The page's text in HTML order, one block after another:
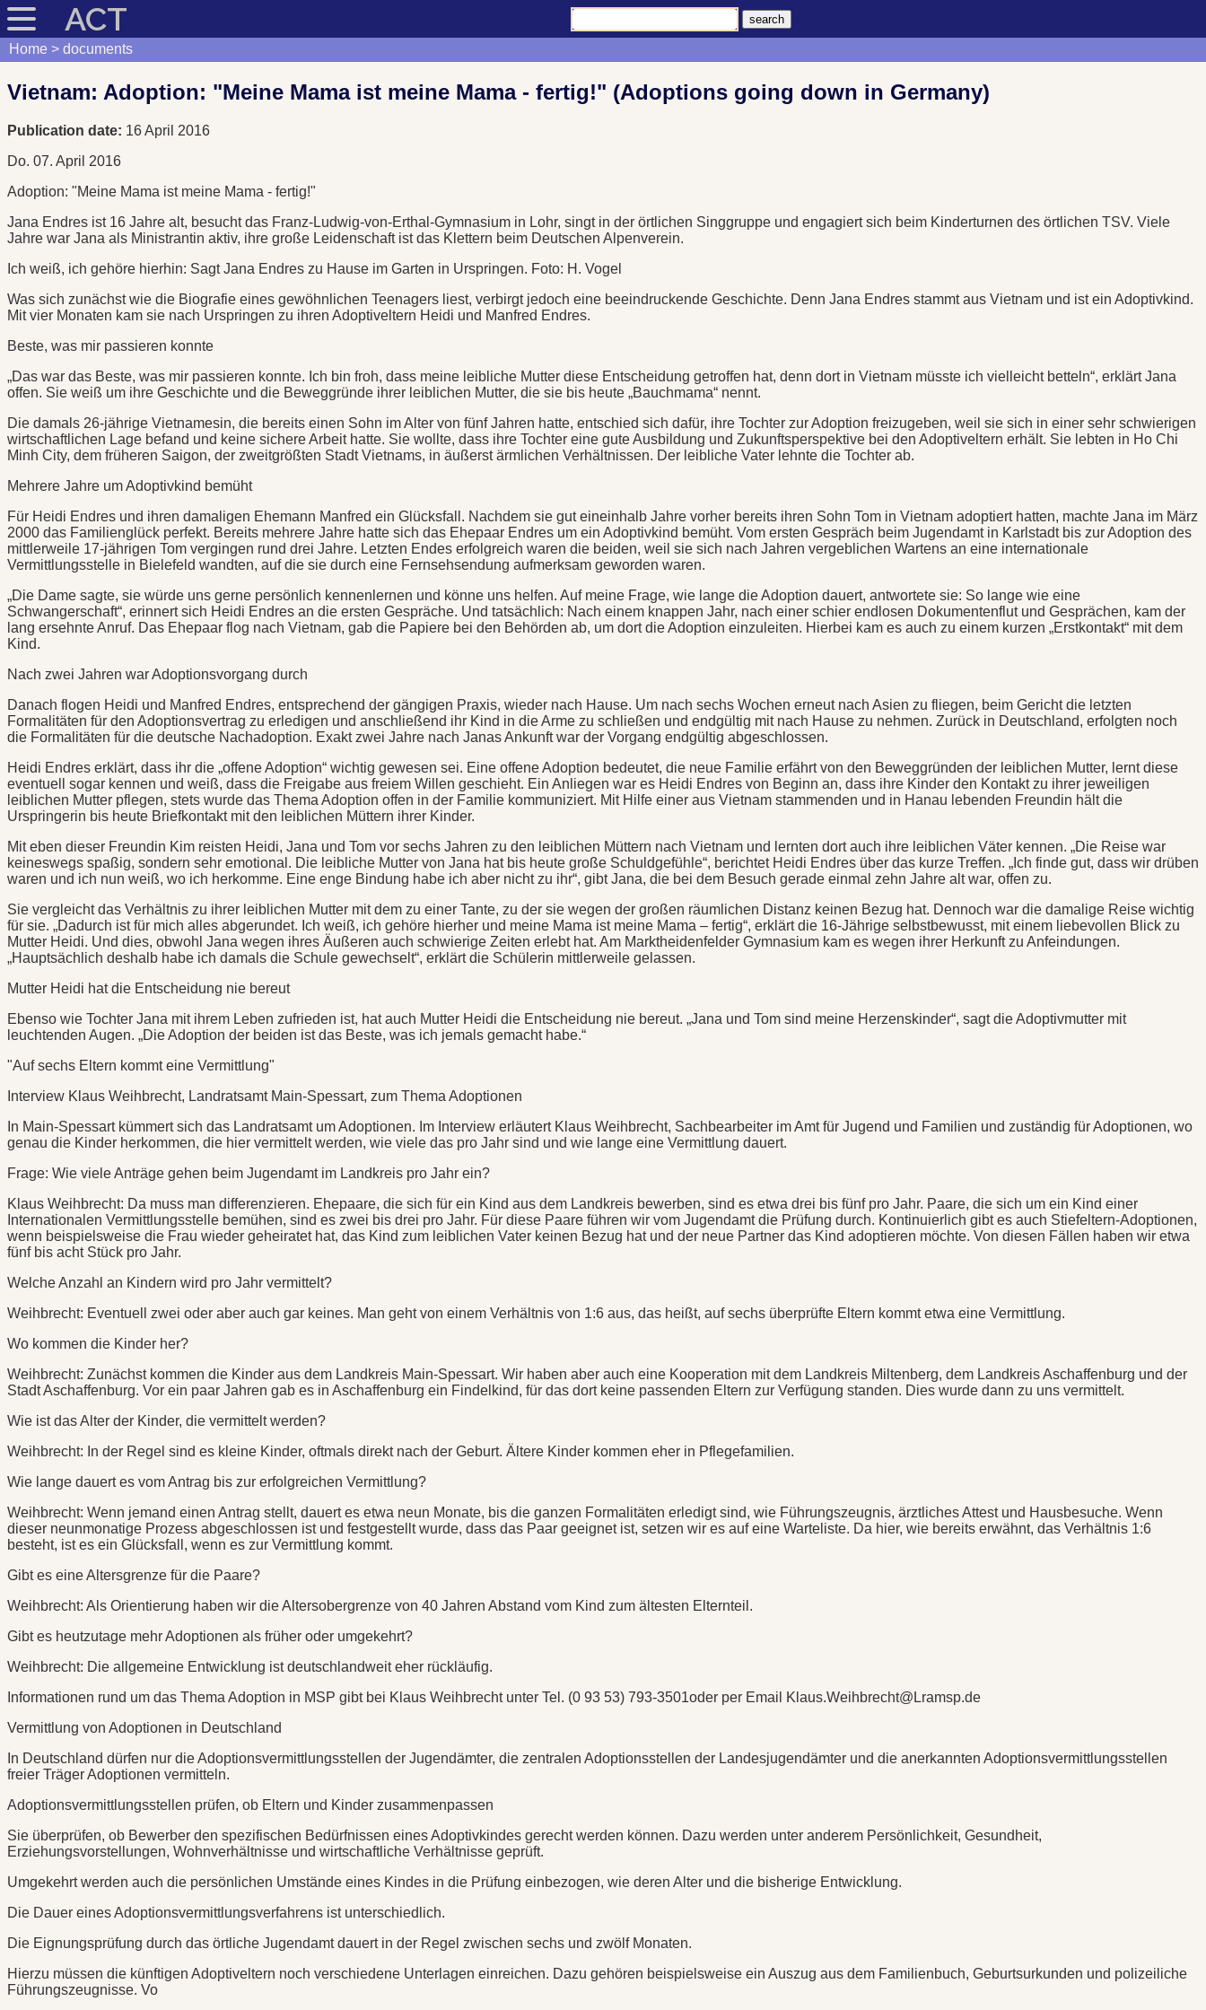
ACT
Home documents
Vietnam: Adoption: "Meine Mama ist meine Mama - fertig!" (Adoptions going down in Germany)
Publication date: 16 April 2016
Do. 07. April 2016
Adoption: "Meine Mama ist meine Mama - fertig!"
Jana Endres ist 16 Jahre alt, besucht das Franz-Ludwig-von-Erthal-Gymnasium in Lohr, singt in der örtlichen Singgruppe und engagiert sich beim Kinderturnen des örtlichen TSV. Viele
Jahre war Jana als Ministrantin aktiv, ihre große Leidenschaft ist das Klettern beim Deutschen Alpenverein.
Ich weiß, ich gehöre hierhin: Sagt Jana Endres zu Hause im Garten in Urspringen. Foto: H. Vogel
Was sich zunächst wie die Biografie eines gewöhnlichen Teenagers liest, verbirgt jedoch eine beeindruckende Geschichte. Denn Jana Endres stammt aus Vietnam und ist ein Adoptivkind.
Mit vier Monaten kam sie nach Urspringen zu ihren Adoptiveltern Heidi und Manfred Endres.
Beste, was mir passieren konnte
„Das war das Beste, was mir passieren konnte. Ich bin froh, dass meine leibliche Mutter diese Entscheidung getroffen hat, denn dort in Vietnam müsste ich vielleicht betteln“, erklärt Jana
offen. Sie weiß um ihre Geschichte und die Beweggründe ihrer leiblichen Mutter, die sie bis heute „Bauchmama“ nennt.
Die damals 26-jährige Vietnamesin, die bereits einen Sohn im Alter von fünf Jahren hatte, entschied sich dafür, ihre Tochter zur Adoption freizugeben, weil sie sich in einer sehr schwierigen
wirtschaftlichen Lage befand und keine sichere Arbeit hatte. Sie wollte, dass ihre Tochter eine gute Ausbildung und Zukunftsperspektive bei den Adoptiveltern erhält. Sie lebten in Ho Chi
Minh City, dem früheren Saigon, der zweitgrößten Stadt Vietnams, in äußerst ärmlichen Verhältnissen. Der leibliche Vater lehnte die Tochter ab.
Mehrere Jahre um Adoptivkind bemüht
Für Heidi Endres und ihren damaligen Ehemann Manfred ein Glücksfall. Nachdem sie gut eineinhalb Jahre vorher bereits ihren Sohn Tom in Vietnam adoptiert hatten, machte Jana im März
2000 das Familienglück perfekt. Bereits mehrere Jahre hatte sich das Ehepaar Endres um ein Adoptivkind bemüht. Vom ersten Gespräch beim Jugendamt in Karlstadt bis zur Adoption des
mittlerweile 17-jährigen Tom vergingen rund drei Jahre. Letzten Endes erfolgreich waren die beiden, weil sie sich nach Jahren vergeblichen Wartens an eine internationale
Vermittlungsstelle in Bielefeld wandten, auf die sie durch eine Fernsehsendung aufmerksam geworden waren.
„Die Dame sagte, sie würde uns gerne persönlich kennenlernen und könne uns helfen. Auf meine Frage, wie lange die Adoption dauert, antwortete sie: So lange wie eine
Schwangerschaft“, erinnert sich Heidi Endres an die ersten Gespräche. Und tatsächlich: Nach einem knappen Jahr, nach einer schier endlosen Dokumentenflut und Gesprächen, kam der
lang ersehnte Anruf. Das Ehepaar flog nach Vietnam, gab die Papiere bei den Behörden ab, um dort die Adoption einzuleiten. Hierbei kam es auch zu einem kurzen „Erstkontakt“ mit dem
Kind.
Nach zwei Jahren war Adoptionsvorgang durch
Danach flogen Heidi und Manfred Endres, entsprechend der gängigen Praxis, wieder nach Hause. Um nach sechs Wochen erneut nach Asien zu fliegen, beim Gericht die letzten
Formalitäten für den Adoptionsvertrag zu erledigen und anschließend ihr Kind in die Arme zu schließen und endgültig mit nach Hause zu nehmen. Zurück in Deutschland, erfolgten noch
die Formalitäten für die deutsche Nachadoption. Exakt zwei Jahre nach Janas Ankunft war der Vorgang endgültig abgeschlossen.
Heidi Endres erklärt, dass ihr die „offene Adoption“ wichtig gewesen sei. Eine offene Adoption bedeutet, die neue Familie erfährt von den Beweggründen der leiblichen Mutter, lernt diese
eventuell sogar kennen und weiß, dass die Freigabe aus freiem Willen geschieht. Ein Anliegen war es Heidi Endres von Beginn an, dass ihre Kinder den Kontakt zu ihrer jeweiligen
leiblichen Mutter pflegen, stets wurde das Thema Adoption offen in der Familie kommuniziert. Mit Hilfe einer aus Vietnam stammenden und in Hanau lebenden Freundin hält die
Urspringerin bis heute Briefkontakt mit den leiblichen Müttern ihrer Kinder.
Mit eben dieser Freundin Kim reisten Heidi, Jana und Tom vor sechs Jahren zu den leiblichen Müttern nach Vietnam und lernten dort auch ihre leiblichen Väter kennen. „Die Reise war
keineswegs spaßig, sondern sehr emotional. Die leibliche Mutter von Jana hat bis heute große Schuldgefühle“, berichtet Heidi Endres über das kurze Treffen. „Ich finde gut, dass wir drüben
waren und ich nun weiß, wo ich herkomme. Eine enge Bindung habe ich aber nicht zu ihr“, gibt Jana, die bei dem Besuch gerade einmal zehn Jahre alt war, offen zu.
Sie vergleicht das Verhältnis zu ihrer leiblichen Mutter mit dem zu einer Tante, zu der sie wegen der großen räumlichen Distanz keinen Bezug hat. Dennoch war die damalige Reise wichtig
für sie. „Dadurch ist für mich alles abgerundet. Ich weiß, ich gehöre hierher und meine Mama ist meine Mama – fertig“, erklärt die 16-Jährige selbstbewusst, mit einem liebevollen Blick zu
Mutter Heidi. Und dies, obwohl Jana wegen ihres Äußeren auch schwierige Zeiten erlebt hat. Am Marktheidenfelder Gymnasium kam es wegen ihrer Herkunft zu Anfeindungen.
„Hauptsächlich deshalb habe ich damals die Schule gewechselt“, erklärt die Schülerin mittlerweile gelassen.
Mutter Heidi hat die Entscheidung nie bereut
Ebenso wie Tochter Jana mit ihrem Leben zufrieden ist, hat auch Mutter Heidi die Entscheidung nie bereut. „Jana und Tom sind meine Herzenskinder“, sagt die Adoptivmutter mit
leuchtenden Augen. „Die Adoption der beiden ist das Beste, was ich jemals gemacht habe.“
"Auf sechs Eltern kommt eine Vermittlung"
Interview Klaus Weihbrecht, Landratsamt Main-Spessart, zum Thema Adoptionen
In Main-Spessart kümmert sich das Landratsamt um Adoptionen. Im Interview erläutert Klaus Weihbrecht, Sachbearbeiter im Amt für Jugend und Familien und zuständig für Adoptionen, wo
genau die Kinder herkommen, die hier vermittelt werden, wie viele das pro Jahr sind und wie lange eine Vermittlung dauert.
Frage: Wie viele Anträge gehen beim Jugendamt im Landkreis pro Jahr ein?
Klaus Weihbrecht: Da muss man differenzieren. Ehepaare, die sich für ein Kind aus dem Landkreis bewerben, sind es etwa drei bis fünf pro Jahr. Paare, die sich um ein Kind einer
Internationalen Vermittlungsstelle bemühen, sind es zwei bis drei pro Jahr. Für diese Paare führen wir vom Jugendamt die Prüfung durch. Kontinuierlich gibt es auch Stiefeltern-Adoptionen,
wenn beispielsweise die Frau wieder geheiratet hat, das Kind zum leiblichen Vater keinen Bezug hat und der neue Partner das Kind adoptieren möchte. Von diesen Fällen haben wir etwa
fünf bis acht Stück pro Jahr.
Welche Anzahl an Kindern wird pro Jahr vermittelt?
Weihbrecht: Eventuell zwei oder aber auch gar keines. Man geht von einem Verhältnis von 1:6 aus, das heißt, auf sechs überprüfte Eltern kommt etwa eine Vermittlung.
Wo kommen die Kinder her?
Weihbrecht: Zunächst kommen die Kinder aus dem Landkreis Main-Spessart. Wir haben aber auch eine Kooperation mit dem Landkreis Miltenberg, dem Landkreis Aschaffenburg und der
Stadt Aschaffenburg. Vor ein paar Jahren gab es in Aschaffenburg ein Findelkind, für das dort keine passenden Eltern zur Verfügung standen. Dies wurde dann zu uns vermittelt.
Wie ist das Alter der Kinder, die vermittelt werden?
Weihbrecht: In der Regel sind es kleine Kinder, oftmals direkt nach der Geburt. Ältere Kinder kommen eher in Pflegefamilien.
Wie lange dauert es vom Antrag bis zur erfolgreichen Vermittlung?
Weihbrecht: Wenn jemand einen Antrag stellt, dauert es etwa neun Monate, bis die ganzen Formalitäten erledigt sind, wie Führungszeugnis, ärztliches Attest und Hausbesuche. Wenn
dieser neunmonatige Prozess abgeschlossen ist und festgestellt wurde, dass das Paar geeignet ist, setzen wir es auf eine Warteliste. Da hier, wie bereits erwähnt, das Verhältnis 1:6
besteht, ist es ein Glücksfall, wenn es zur Vermittlung kommt.
Gibt es eine Altersgrenze für die Paare?
Weihbrecht: Als Orientierung haben wir die Altersobergrenze von 40 Jahren Abstand vom Kind zum ältesten Elternteil.
Gibt es heutzutage mehr Adoptionen als früher oder umgekehrt?
Weihbrecht: Die allgemeine Entwicklung ist deutschlandweit eher rückläufig.
Informationen rund um das Thema Adoption in MSP gibt bei Klaus Weihbrecht unter Tel. (0 93 53) 793-3501oder per Email Klaus.Weihbrecht@Lramsp.de
Vermittlung von Adoptionen in Deutschland
In Deutschland dürfen nur die Adoptionsvermittlungsstellen der Jugendämter, die zentralen Adoptionsstellen der Landesjugendämter und die anerkannten Adoptionsvermittlungsstellen
freier Träger Adoptionen vermitteln.
Adoptionsvermittlungsstellen prüfen, ob Eltern und Kinder zusammenpassen
Sie überprüfen, ob Bewerber den spezifischen Bedürfnissen eines Adoptivkindes gerecht werden können. Dazu werden unter anderem Persönlichkeit, Gesundheit,
Erziehungsvorstellungen, Wohnverhältnisse und wirtschaftliche Verhältnisse geprüft.
Umgekehrt werden auch die persönlichen Umstände eines Kindes in die Prüfung einbezogen, wie deren Alter und die bisherige Entwicklung.
Die Dauer eines Adoptionsvermittlungsverfahrens ist unterschiedlich.
Die Eignungsprüfung durch das örtliche Jugendamt dauert in der Regel zwischen sechs und zwölf Monaten.
Hierzu müssen die künftigen Adoptiveltern noch verschiedene Unterlagen einreichen. Dazu gehören beispielsweise ein Auszug aus dem Familienbuch, Geburtsurkunden und polizeiliche
Führungszeugnisse. Vo